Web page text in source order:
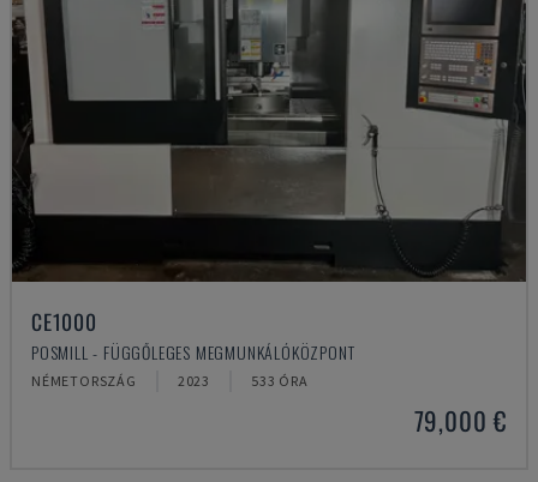
CE1000
POSMILL - FÜGGŐLEGES MEGMUNKÁLÓKÖZPONT
NÉMETORSZÁG 2023 533 ÓRA
79,000 €